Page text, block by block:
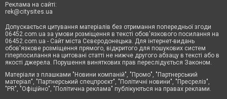
Реклама на сайті:
rek@citysites.ua
Допускається цитування матеріалів без отримання попередньої згоди
06452.com.ua за умови розміщення в тексті обов'язкового посилання на
06452.com.ua - Сайт міста Сєвєродонецька. Для інтернет-видань
обов'язкове розміщення прямого, відкритого для пошукових систем
гіперпосилання на цитовані статті не нижче другого абзацу в тексті або в
якості джерела. Порушення виняткових прав переслідується Законом.
Матеріали з плашками "Новини компаній", "Промо", "Партнерський
матеріал", "Партнерський спецпроєкт", "Політичні новини", "Пресреліз",
"PR", "Офіційно", "Політична реклама" публікуються на правах реклами.